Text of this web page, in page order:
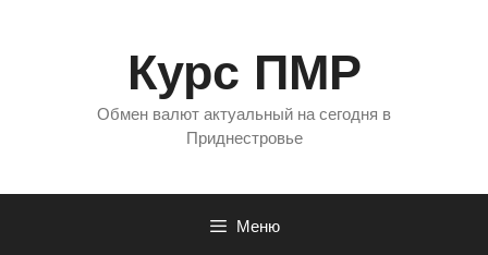
Курс ПМР
Обмен валют актуальный на сегодня в
Приднестровье
Меню